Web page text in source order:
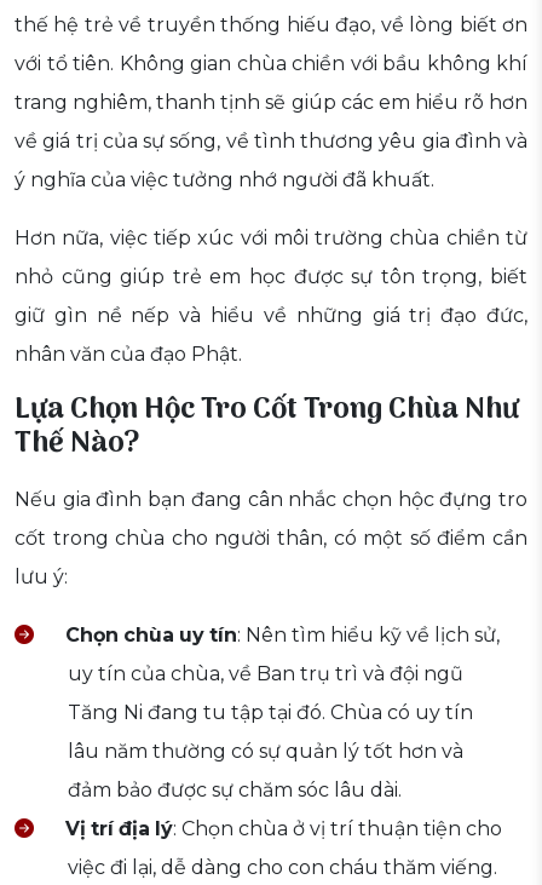
thế hệ trẻ về truyền thống hiếu đạo, về lòng biết ơn
với tổ tiên. Không gian chùa chiền với bầu không khí
trang nghiêm, thanh tịnh sẽ giúp các em hiểu rõ hơn
về giá trị của sự sống, về tình thương yêu gia đình và
ý nghĩa của việc tưởng nhớ người đã khuất.
Hơn nữa, việc tiếp xúc với môi trường chùa chiền từ
nhỏ cũng giúp trẻ em học được sự tôn trọng, biết
giữ gìn nề nếp và hiểu về những giá trị đạo đức,
nhân văn của đạo Phật.
Lựa Chọn Hộc Tro Cốt Trong Chùa Như
Thế Nào?
Nếu gia đình bạn đang cân nhắc chọn hộc đựng tro
cốt trong chùa cho người thân, có một số điểm cần
lưu ý:
Chọn chùa uy tín: Nên tìm hiểu kỹ về lịch sử,
uy tín của chùa, về Ban trụ trì và đội ngũ
Tăng Ni đang tu tập tại đó. Chùa có uy tín
lâu năm thường có sự quản lý tốt hơn và
đảm bảo được sự chăm sóc lâu dài.
Vị trí địa lý: Chọn chùa ở vị trí thuận tiện cho
việc đi lại, dễ dàng cho con cháu thăm viếng.